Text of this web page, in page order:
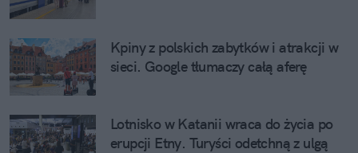
Kpiny z polskich zabytków i atrakcji w
sieci. Google tłumaczy całą aferę
Lotnisko w Katanii wraca do życia po
erupcji Etny. Turyści odetchną z ulgą